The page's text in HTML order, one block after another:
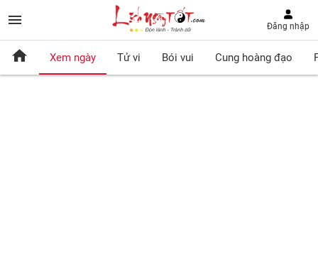
Đăng nhập
Xem ngày Tử vi Bói vui Cung hoàng đạo